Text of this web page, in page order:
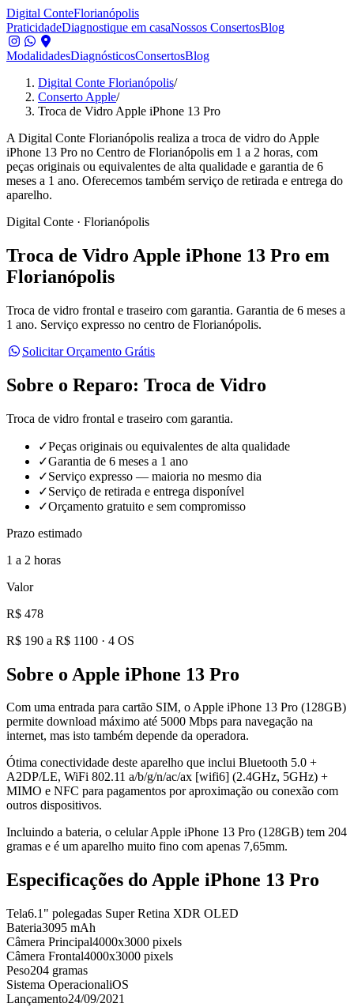
Digital ConteFlorianópolis
PraticidadeDiagnostique em casaNossos ConsertosBlog
ModalidadesDiagnósticosConsertosBlog
Digital Conte Florianópolis/
Conserto Apple/
Troca de Vidro Apple iPhone 13 Pro
A Digital Conte Florianópolis realiza a troca de vidro do Apple
iPhone 13 Pro no Centro de Florianópolis em 1 a 2 horas, com
peças originais ou equivalentes de alta qualidade e garantia de 6
meses a 1 ano. Oferecemos também serviço de retirada e entrega do
aparelho.
Digital Conte · Florianópolis
Troca de Vidro Apple iPhone 13 Pro em
Florianópolis
Troca de vidro frontal e traseiro com garantia. Garantia de 6 meses a
1 ano. Serviço expresso no centro de Florianópolis.
Solicitar Orçamento Grátis
Sobre o Reparo: Troca de Vidro
Troca de vidro frontal e traseiro com garantia.
✓Peças originais ou equivalentes de alta qualidade
✓Garantia de 6 meses a 1 ano
✓Serviço expresso — maioria no mesmo dia
✓Serviço de retirada e entrega disponível
✓Orçamento gratuito e sem compromisso
Prazo estimado
1 a 2 horas
Valor
R$ 478
R$ 190 a R$ 1100 · 4 OS
Sobre o Apple iPhone 13 Pro
Com uma entrada para cartão SIM, o Apple iPhone 13 Pro (128GB)
permite download máximo até 5000 Mbps para navegação na
internet, mas isto também depende da operadora.
Ótima conectividade deste aparelho que inclui Bluetooth 5.0 +
A2DP/LE, WiFi 802.11 a/b/g/n/ac/ax [wifi6] (2.4GHz, 5GHz) +
MIMO e NFC para pagamentos por aproximação ou conexão com
outros dispositivos.
Incluindo a bateria, o celular Apple iPhone 13 Pro (128GB) tem 204
gramas e é um aparelho muito fino com apenas 7,65mm.
Especificações do Apple iPhone 13 Pro
Tela6.1" polegadas Super Retina XDR OLED
Bateria3095 mAh
Câmera Principal4000x3000 pixels
Câmera Frontal4000x3000 pixels
Peso204 gramas
Sistema OperacionaliOS
Lançamento24/09/2021